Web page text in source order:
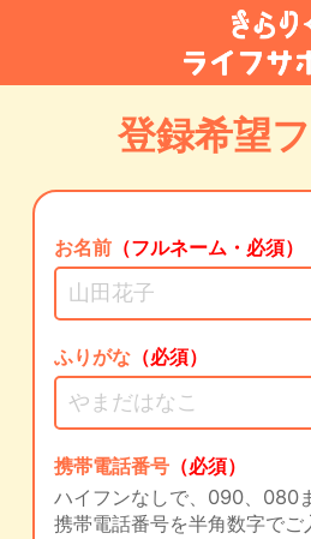
登録希望
お名前 （フルネーム・必須）
ふりがな （必須）
携帯電話番号 （必須）
ハイフンなしで、090、080
携帯電話番号を半角数字でご